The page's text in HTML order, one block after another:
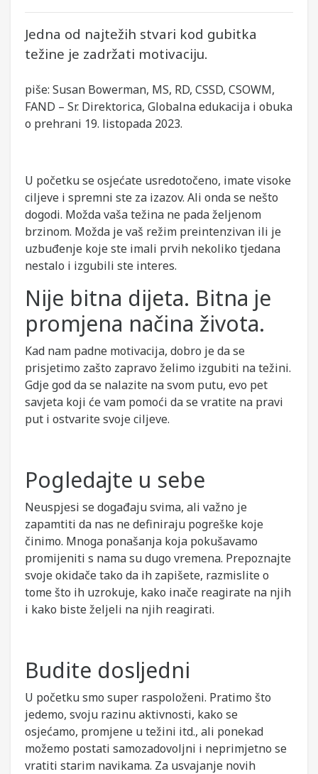
Jedna od najtežih stvari kod gubitka
težine je zadržati motivaciju.
piše: Susan Bowerman, MS, RD, CSSD, CSOWM,
FAND – Sr. Direktorica, Globalna edukacija i obuka
o prehrani 19. listopada 2023.
U početku se osjećate usredotočeno, imate visoke
ciljeve i spremni ste za izazov. Ali onda se nešto
dogodi. Možda vaša težina ne pada željenom
brzinom. Možda je vaš režim preintenzivan ili je
uzbuđenje koje ste imali prvih nekoliko tjedana
nestalo i izgubili ste interes.
Nije bitna dijeta. Bitna je
promjena načina života.
Kad nam padne motivacija, dobro je da se
prisjetimo zašto zapravo želimo izgubiti na težini.
Gdje god da se nalazite na svom putu, evo pet
savjeta koji će vam pomoći da se vratite na pravi
put i ostvarite svoje ciljeve.
Pogledajte u sebe
Neuspjesi se događaju svima, ali važno je
zapamtiti da nas ne definiraju pogreške koje
činimo. Mnoga ponašanja koja pokušavamo
promijeniti s nama su dugo vremena. Prepoznajte
svoje okidače tako da ih zapišete, razmislite o
tome što ih uzrokuje, kako inače reagirate na njih
i kako biste željeli na njih reagirati.
Budite dosljedni
U početku smo super raspoloženi. Pratimo što
jedemo, svoju razinu aktivnosti, kako se
osjećamo, promjene u težini itd., ali ponekad
možemo postati samozadovoljni i neprimjetno se
vratiti starim navikama. Za usvajanje novih